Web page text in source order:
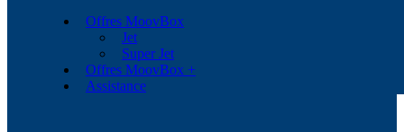
Offres MoovBox
Jet
Super Jet
Offres MoovBox +
Assistance